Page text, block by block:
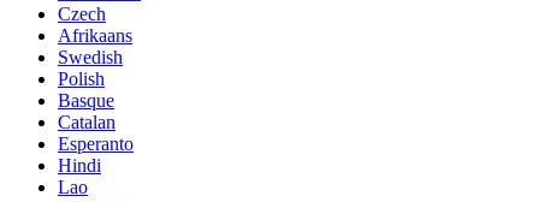
Czech
Afrikaans
Swedish
Polish
Basque
Catalan
Esperanto
Hindi
Lao